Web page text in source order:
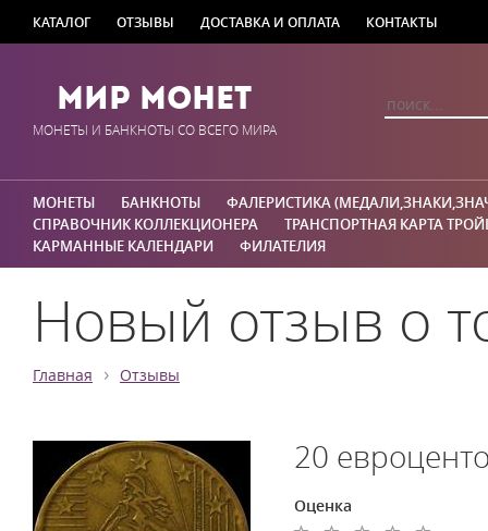
КАТАЛОГ ОТЗЫВЫ ДОСТАВКА И ОПЛАТА КОНТАКТЫ
Мир Монет
МОНЕТЫ И БАНКНОТЫ СО ВСЕГО МИРА
МОНЕТЫ БАНКНОТЫ
ФАЛЕРИСТИКА
СПРАВОЧНИК КОЛЛЕКЦИОНЕРА
ТРАНСПОРТНАЯ КАРТА
КАРМАННЫЕ КАЛЕНДАРИ
ФИЛАТЕЛИЯ
Новый отзыв о
Главная › Отзывы
20
Оценка